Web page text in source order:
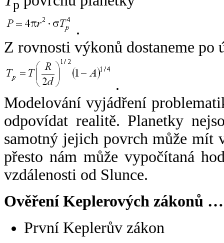
p
.
Z rovnosti výkonů dostaneme po
.
Modelování vyjádření
odpovídat realitě. Planetky
samotný jejich povrch může mít
přesto nám může vypočítaná
vzdálenosti od Slunce.
Ověření Keplerových zákonů …
První Keplerův zákon